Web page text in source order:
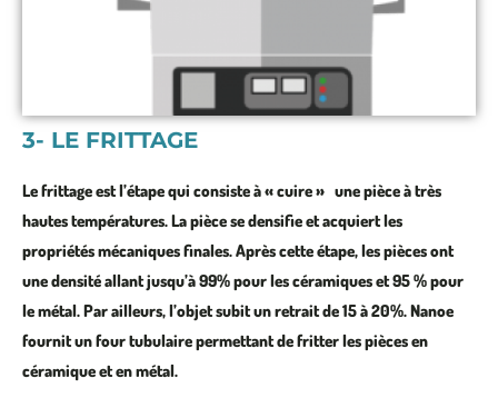
3- LE FRITTAGE
Le frittage est l’étape qui consiste à « cuire » une pièceà très
hautes températures. La pièce sedensifie et acquiert les
propriétés mécaniques finales. Après cette étape, les pièces ont
une densité allant jusqu’à99% pour les céramiqueset95 % pour
le métal. Par ailleurs, l’objet subit un retrait de 15 à 20%. Nanoe
fournitun four tubulairepermettant de fritter les pièces en
céramique et en métal.